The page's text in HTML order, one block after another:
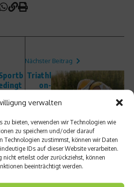
verwalten
zu bieten, verwenden wir Technologien wie
zu speichern und/oder darauf
Technologien zustimmst, können wir Daten
IDs auf dieser Website verarbeiten.
erteilst oder zurückziehst, können
beeinträchtigt werden.
Nächster Beitrag
Triathl
on-
trainin
Ironma
n-
Europa
meiste
r Timo